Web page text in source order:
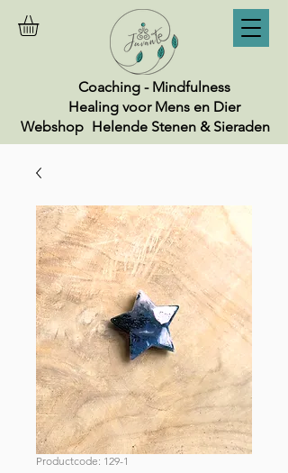
Coaching - Mindfulness
Healing voor Mens en Dier
Helende Stenen & Sieraden
Webshop
Productcode: 129-1